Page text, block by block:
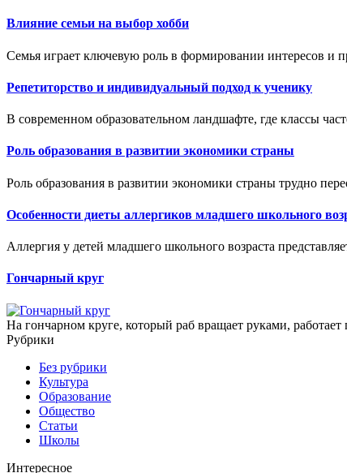
Влияние семьи на выбор хобби
Семья играет ключевую роль в формировании интересов и
Репетиторство и индивидуальный подход к ученику
В современном образовательном ландшафте, где классы
Роль образования в развитии экономики страны
Роль образования в развитии экономики страны трудно
Особенности диеты аллергиков младшего школьного
Аллергия у детей младшего школьного возраста
Гончарный круг
На гончарном круге, который раб вращает руками,
Рубрики
Без рубрики
Культура
Образование
Общество
Статьи
Школы
Интересное